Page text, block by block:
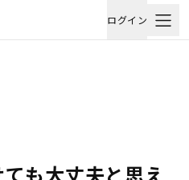
ログイン
も大丈夫と思え